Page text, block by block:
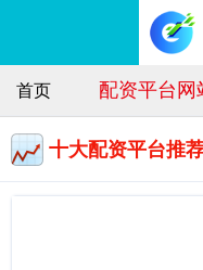
首页 配资平台网
十大配资平台推